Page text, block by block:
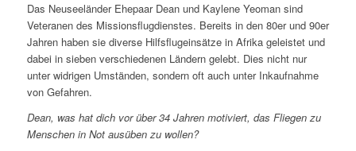
Das Neuseeländer Ehepaar Dean und Kaylene Yeoman sind
Veteranen des Missionsflugdienstes. Bereits in den 80er und 90er
Jahren haben sie diverse Hilfsflugeinsätze in Afrika geleistet und
dabei in sieben verschiedenen Ländern gelebt. Dies nicht nur
unter widrigen Umständen, sondern oft auch unter Inkaufnahme
von Gefahren.
Dean, was hat dich vor über 34 Jahren motiviert, das Fliegen zu
Menschen in Not ausüben zu wollen?